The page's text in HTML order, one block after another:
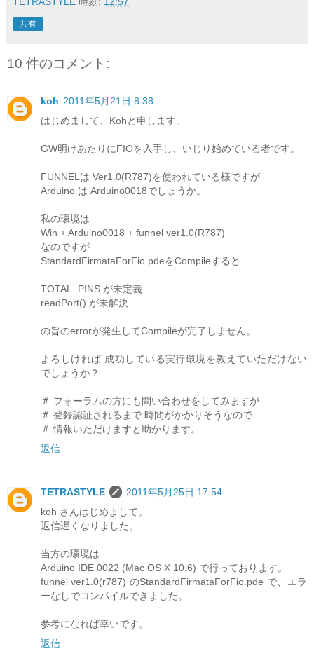
共有
10 件のコメント:
koh 2011年5月21日 8:38
はじめまして、Kohと申します。
GW明けあたりにFIOを入手し、いじり始めている者です。
FUNNELは Ver1.0(R787)を使われている様ですが
Arduino は Arduino0018でしょうか。
私の環境は
Win + Arduino0018 + funnel ver1.0(R787)
なのですが
StandardFirmataForFio.pdeをCompileすると
TOTAL_PINS が未定義
readPort() が未解決
の旨のerrorが発生してCompileが完了しません。
よろしければ 成功している実行環境を教えていただけない
でしょうか？
＃ フォーラムの方にも問い合わせをしてみますが
＃ 登録認証されるまで 時間がかかりそうなので
＃ 情報いただけますと助かります。
返信
TETRASTYLE
2011年5月25日 17:54
koh さんはじめまして。
返信遅くなりました。
当方の環境は
Arduino IDE 0022 (Mac OS X 10.6) で行っております。
funnel ver1.0(r787) のStandardFirmataForFio.pde で、エラ
ーなしでコンパイルできました。
参考になれば幸いです。
返信